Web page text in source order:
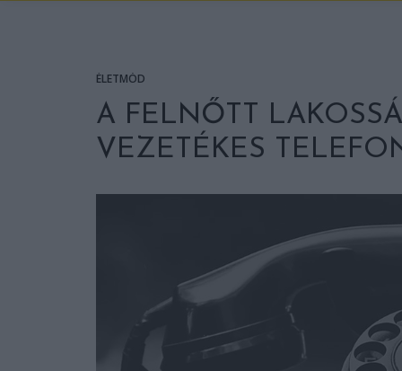
ÉLETMÓD
A FELNŐTT
VEZETÉKES